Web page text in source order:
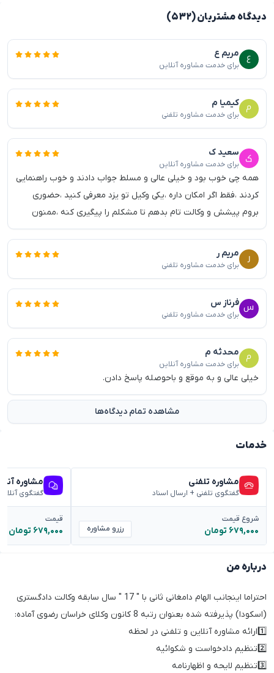
دیدگاه مشتریان (۵۳۲)
مریم ع
برای خدمت مشاوره آنلاین
کیمیا م
برای خدمت مشاوره تلفنی
سعید ک
برای خدمت مشاوره آنلاین
همه چی خوب بود و خیلی عالی و مسلط جواب دادند و خوب راهنمایی
کردند ،فقط اگر امکان داره ،یکی وکیل تو یزد معرفی کنید ،حضوری
بروم پیشش و وکالت تام بدهم تا مشکلم را پیگیری کنه ،ممنون
مریم ر
برای خدمت مشاوره تلفنی
فرناز س
برای خدمت مشاوره تلفنی
محدثه م
برای خدمت مشاوره آنلاین
خیلی عالی و به موقع و باحوصله پاسخ دادن.
مشاهده تمام دیدگاه‌ها
درباره من
احتراما اینجانب الهام دامغانی ثانی با " 17 " سال سابقه وکالت دادگستری
(اسکودا) پذیرفته شده بعنوان رتبه 8 کانون وکلای خراسان رضوی آماده:
1️⃣ارائه مشاوره آنلاین و تلفنی در لحظه
2️⃣تنظیم دادخواست و شکوائیه
3️⃣تنظیم لایحه و اظهارنامه
خدمات
مشاوره تلفنی
گفتگوی تلفنی + ارسال اسناد
شروع قیمت
۶۷۹,۰۰۰ تومان رزرو مشاوره
مشاوره
گفتگوی
قیمت
۶۷۹,۰۰۰ تومان